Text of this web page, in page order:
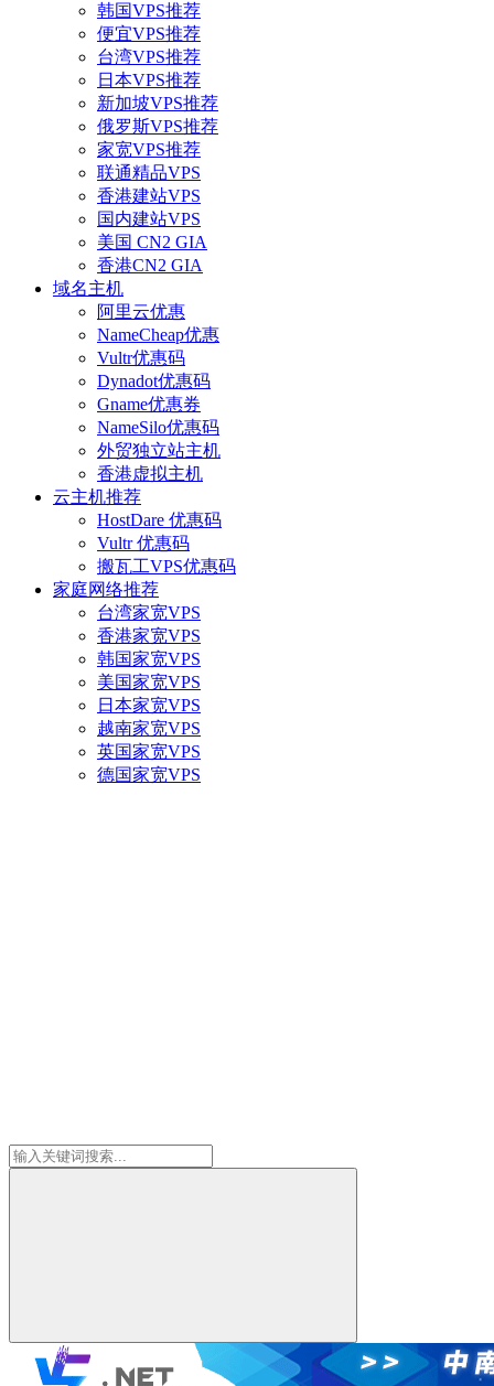
韩国VPS推荐
便宜VPS推荐
台湾VPS推荐
日本VPS推荐
新加坡VPS推荐
俄罗斯VPS推荐
家宽VPS推荐
联通精品VPS
香港建站VPS
国内建站VPS
美国 CN2 GIA
香港CN2 GIA
域名主机
阿里云优惠
NameCheap优惠
Vultr优惠码
Dynadot优惠码
Gname优惠券
NameSilo优惠码
外贸独立站主机
香港虚拟主机
云主机推荐
HostDare 优惠码
Vultr 优惠码
搬瓦工VPS优惠码
家庭网络推荐
台湾家宽VPS
香港家宽VPS
韩国家宽VPS
美国家宽VPS
日本家宽VPS
越南家宽VPS
英国家宽VPS
德国家宽VPS